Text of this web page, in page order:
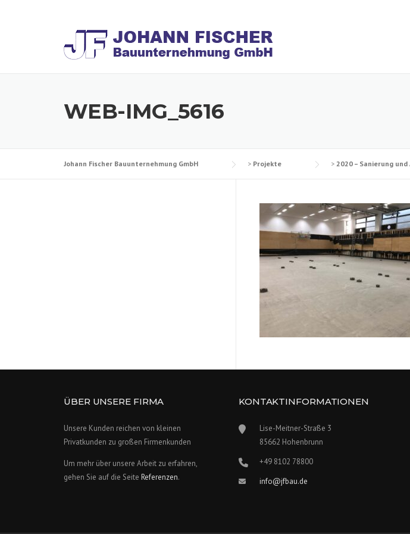
WEB-IMG_5616
Johann Fischer Bauunternehmung GmbH > Projekte > 2020 – Sanierung
ÜBER UNSERE FIRMA
Unsere Kunden reichen von kleinen
Privatkunden zu großen Firmenkunden
Um mehr über unsere Arbeit zu erfahren,
gehen Sie auf die Seite Referenzen.
KONTAKTINFORMATIONEN
Lise-Meitner-Straße 3
85662 Hohenbrunn
+49 8102 78800
info@jfbau.de